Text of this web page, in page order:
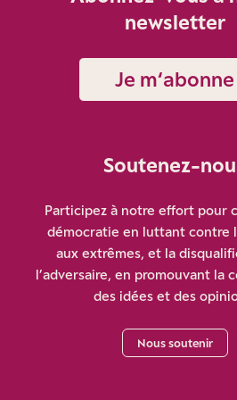
newsletter
Je m‘abonne
Soutenez-
Participez à notre effort pour
démocratie en luttant contre
aux extrêmes, et la
l’adversaire, en promouvant la
des idées et des
Nous soutenir